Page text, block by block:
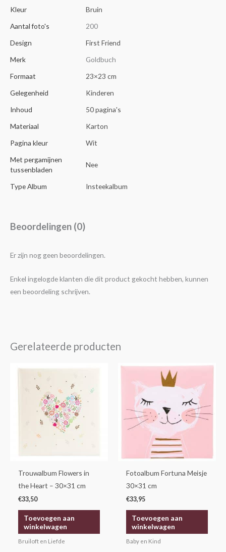
Kleur
Bruin
Aantal foto's
200
Design
First Friend
Merk
Goldbuch
Formaat
23×23 cm
Gelegenheid
Kinderen
Inhoud
50 pagina's
Materiaal
Karton
Pagina kleur
Wit
Met pergamijnen
tussenbladen
Nee
Type Album Insteekalbum
Beoordelingen (0)
Er zijn nog geen beoordelingen.
Enkel ingelogde klanten die dit product gekocht hebben, kunnen
een beoordeling schrijven.
Gerelateerde producten
Trouwalbum Flowers in
the Heart – 30×31 cm
€33,50
Toevoegen aan
winkelwagen
Bruiloft en Liefde
Fotoalbum Fortuna Meisje
30×31 cm
€33,95
Toevoegen aan
winkelwagen
Baby en Kind